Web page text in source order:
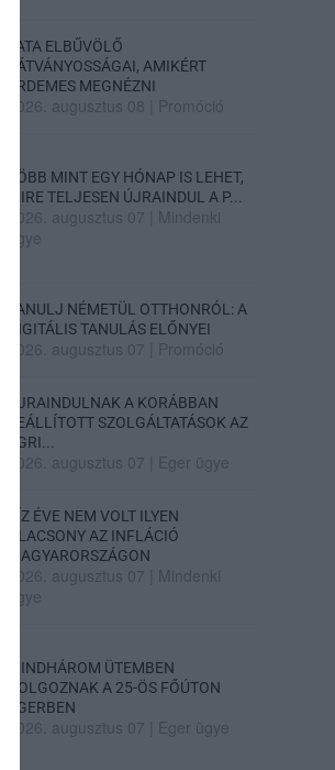
TATA ELBŰVÖLŐ
LÁTVÁNYOSSÁGAI, AMIKÉRT
ÉRDEMES MEGNÉZNI
2026. augusztus 08 Promóció
TÖBB MINT EGY HÓNAP IS LEHET,
MIRE TELJESEN ÚJRAINDUL A P...
2026. augusztus 07
Mindenki
ügye
TANULJ NÉMETÜL OTTHONRÓL: A
DIGITÁLIS TANULÁS ELŐNYEI
2026. augusztus 07 Promóció
ÚJRAINDULNAK A KORÁBBAN
LEÁLLÍTOTT SZOLGÁLTATÁSOK AZ
EGRI...
2026. augusztus 07 Eger ügye
TÍZ ÉVE NEM VOLT ILYEN
ALACSONY AZ INFLÁCIÓ
MAGYARORSZÁGON
2026. augusztus 07
Mindenki
ügye
MINDHÁROM ÜTEMBEN
DOLGOZNAK A 25-ÖS FŐÚTON
EGERBEN
2026. augusztus 07 Eger ügye